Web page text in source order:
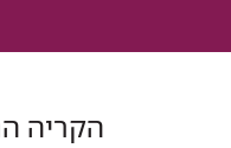
הקריה